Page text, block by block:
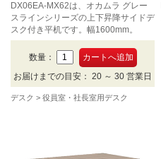
DX06EA-MX62は、オカムラ グレー
スラインシリーズの上下昇降サイドデ
スク付き平机です。幅1600mm。
数量：
お届けまでの目安： 20 ～ 30 営業日
デスク 役員室・社長室用デスク